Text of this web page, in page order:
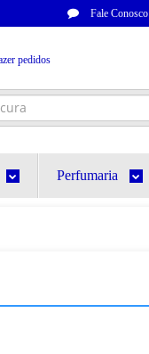
Fale Conosco
pedidos
Perfumaria